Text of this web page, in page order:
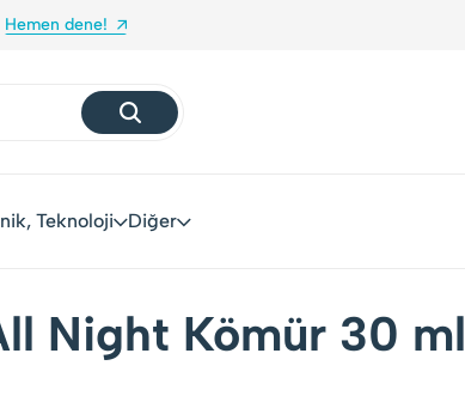
dene!
Teknoloji Diğer
Night Kömür 30 ml